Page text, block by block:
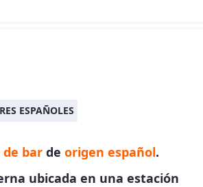
ESPAÑOLES
bar de origen español.
ubicada en una estación